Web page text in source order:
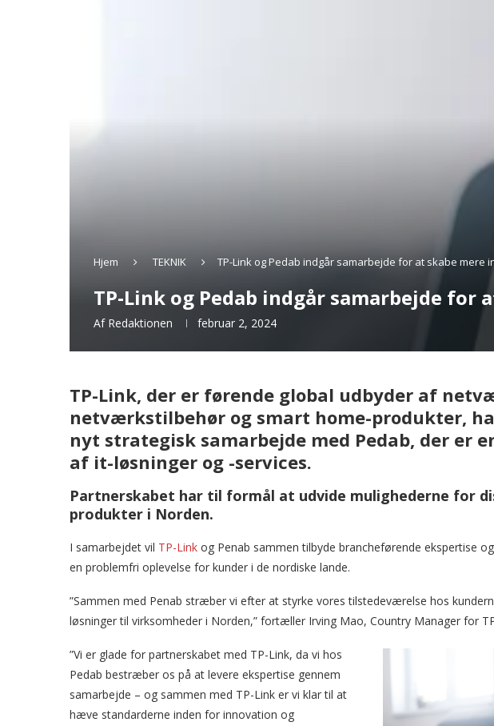
Hjem TEKNIK TP-Link og Pedab indgår samarbejde for at skabe mere
TP-Link og Pedab indgår samarbejde
Af Redaktionen februar 2, 2024
TP-Link, der er førende global udbyder af
netværkstilbehør og smart home-produkter,
nyt strategisk samarbejde med Pedab, der er
af it-løsninger og -services.
Partnerskabet har til formål at udvide mulighederne for
produkter i Norden.
I samarbejdet vil TP-Link og Penab sammen tilbyde brancheførende ekspertise
en problemfri oplevelse for kunder i de nordiske lande.
”Sammen med Penab stræber vi efter at styrke vores tilstedeværelse hos
løsninger til virksomheder i Norden,” fortæller Irving Mao, Country Manager for
”Vi er glade for partnerskabet med TP-Link, da vi hos
Pedab bestræber os på at levere ekspertise gennem
samarbejde – og sammen med TP-Link er vi klar til at
hæve standarderne inden for innovation og